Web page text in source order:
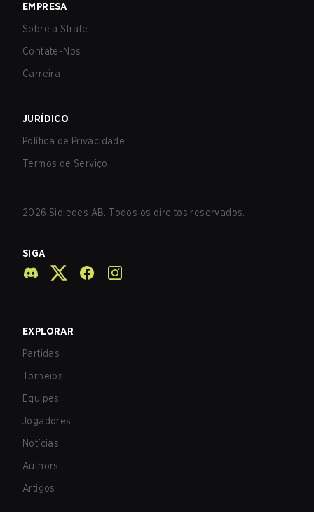
EMPRESA
Sobre a Strafe
Contate-Nos
Carreira
JURÍDICO
Política de Privacidade
Termos de Serviço
2026 Sidledes AB. Todos os direitos reservados.
SIGA
EXPLORAR
Partidas
Torneios
Equipes
Jogadores
Notícias
Authors
Artigos